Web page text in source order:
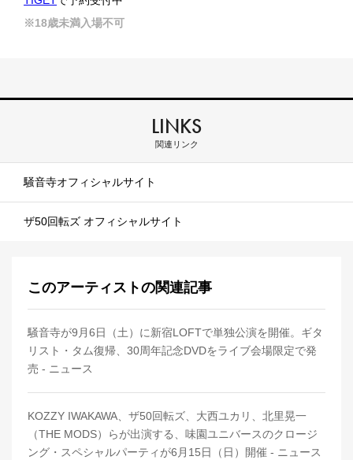
※18歳未満入場不可
LINKS
関連リンク
騒音寺オフィシャルサイト
ザ50回転ズ オフィシャルサイト
このアーティストの関連記事
騒音寺が9月6日（土）に新宿LOFTで単独公演を開催。ギタ
リスト・タム復帰、30周年記念DVDをライブ会場限定で発
売 - ニュース
KOZZY IWAKAWA、ザ50回転ズ、大西ユカリ、北里晃一
（THE MODS）らが出演する、味園ユニバースのクロージ
ング・スペシャルパーティが6月15日（日）開催 - ニュース